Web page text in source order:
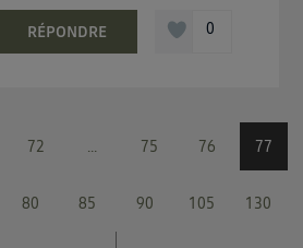
RÉPONDRE 0
72 ... 75 76 77
80 85 90 105 130